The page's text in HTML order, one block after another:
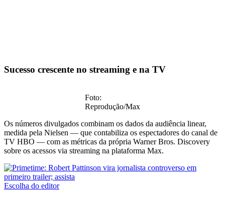
Sucesso crescente no streaming e na TV
Foto:
Reprodução/Max
Os números divulgados combinam os dados da audiência linear,
medida pela Nielsen — que contabiliza os espectadores do canal de
TV HBO — com as métricas da própria Warner Bros. Discovery
sobre os acessos via streaming na plataforma Max.
Escolha do editor